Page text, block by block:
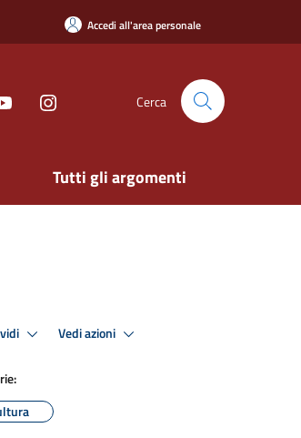
Accedi all'area personale
Cerca
Tutti gli argomenti
Vedi azioni